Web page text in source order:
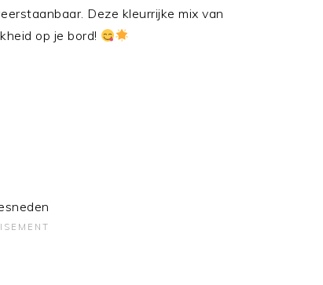
Deze kleurrijke mix van
op je bord!